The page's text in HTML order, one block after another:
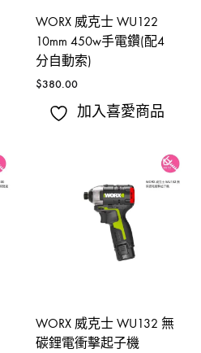
WORX 威克士 WU122
10mm 450w手電鑽(配4
分自動索)
$380.00
加入喜愛商品
WORX 威克士 WU132 無
碳鋰電衝擊起子機